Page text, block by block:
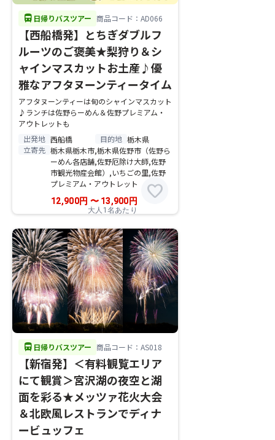
directions_bus 日帰りバスツアー 商品コード：AD066
【西船橋発】とちぎダブルフ
ルーツのご褒美★梨狩り＆シ
ャインマスカットお土産♪優
雅なアフタヌーンティータイム
アフタヌーンティーは旬のシャインマスカット
♪ランチは佐野らーめん＆佐野プレミアム・
アウトレットも
出発地 西船橋 目的地 栃木県
立寄先 栃木県栃木市,栃木県佐野市（佐野ら
ーめん各店舗,佐野厄除け大師,佐野
市観光物産会館）,いちごの里,佐野
プレミアム・アウトレット
12,900円 〜13,900 円
大人1名あたり
favorite
directions_bus 日帰りバスツアー 商品コード：AS018
【新宿発】＜有料観覧エリア
にて観賞＞宮沢湖の夜空と湖
面を彩る★メッツァ花火大会
＆北欧風レストランでディナ
ービュッフェ